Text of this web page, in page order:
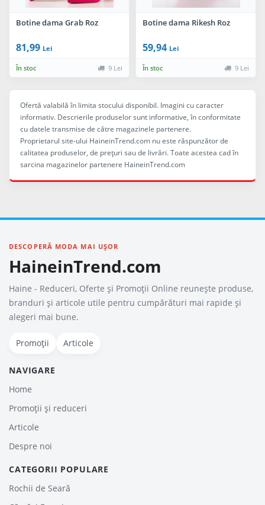
Botine dama Grab Roz
81,99 Lei
În stoc 9 Lei
Botine dama Rikesh Roz
59,94 Lei
În stoc 9 Lei
Ofertă valabilă în limita stocului disponibil. Imagini cu caracter
informativ. Descrierile produselor sunt informative, în conformitate
cu datele transmise de către magazinele partenere.
Proprietarul site-ului HaineinTrend.com nu este răspunzător de
calitatea produselor, de preţuri sau de livrări. Toate acestea cad în
sarcina magazinelor partenere HaineinTrend.com
DESCOPERĂ MODA MAI UȘOR
HaineinTrend.com
Haine - Reduceri, Oferte şi Promoţii Online reunește produse,
branduri și articole utile pentru cumpărături mai rapide și
alegeri mai bune.
Promoții Articole
NAVIGARE
Home
Promoții și reduceri
Articole
Despre noi
CATEGORII POPULARE
Rochii de Seară